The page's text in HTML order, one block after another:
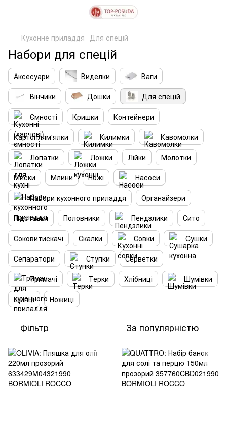
Кухонне приладдя Для спецій
Набори для спецій
Аксесуари Виделки
Ваги
Вінчики
Дошки
Для спецій
Ємності
Кришки
Контейнери
Картоплям'ялки
Килимки
Кавомолки
Лопатки
Ложки Лійки
Молотки
Миски
Млини Ножі
Насоси
Набори кухонного приладдя
Органайзери
Підставки
Половники Пендзлики
Сито
Соковитискачі
Скалки Совки
Cушки
Сепаратори
Ступки
Серветки
Тримачі
Терки Хлібниці
Шумівки
Щипці
Ножиці
Фільтр За популярністю